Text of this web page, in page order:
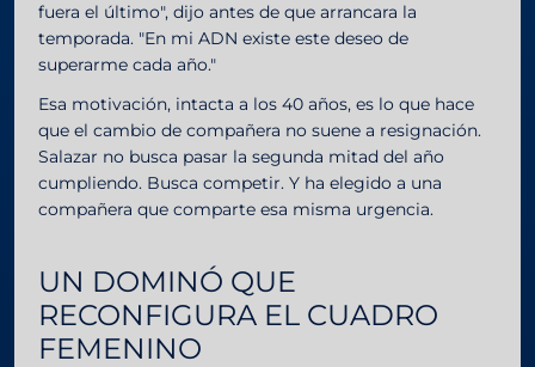
fuera el último", dijo antes de que arrancara la
temporada. "En mi ADN existe este deseo de
superarme cada año."
Esa motivación, intacta a los 40 años, es lo que hace
que el cambio de compañera no suene a resignación.
Salazar no busca pasar la segunda mitad del año
cumpliendo. Busca competir. Y ha elegido a una
compañera que comparte esa misma urgencia.
UN DOMINÓ QUE
RECONFIGURA EL CUADRO
FEMENINO